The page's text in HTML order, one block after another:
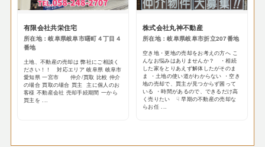
有限会社共栄住宅
所在地：岐阜県岐阜市曙町４丁目４
番地
土地、不動産の売却は 弊社にご相談く
ださい！！ 対応エリア 岐阜県 岐阜市
愛知県 一宮市 仲介/買取 比較 仲介
の場合 買取の場合 買主 主に個人のお
客様 不動産会社 売却手続期間 一から
買主を ...
株式会社丸神不動産
所在地：岐阜県岐阜市折立207番地
空き地・更地の売却をお考えの方へ こ
んなお悩みはありませんか？ ・相続
した家をとりあえず解体したがそのま
ま ・土地の使い道がわからない ・空き
地の売却で、買主が見つからず困って
いる ・時間があるので、できるだけ高
く売りたい ☟ 早期の不動産の売却な
らお任 ...